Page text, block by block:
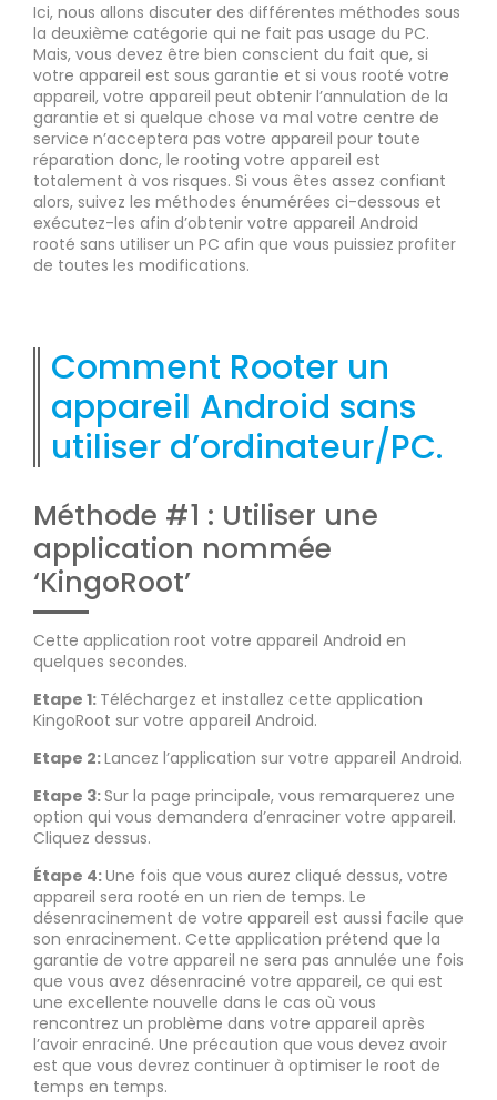
Ici, nous allons discuter des différentes méthodes sous
la deuxième catégorie qui ne fait pas usage du PC.
Mais, vous devez être bien conscient du fait que, si
votre appareil est sous garantie et si vous rooté votre
appareil, votre appareil peut obtenir l’annulation de la
garantie et si quelque chose va mal votre centre de
service n’acceptera pas votre appareil pour toute
réparation donc, le rooting votre appareil est
totalement à vos risques. Si vous êtes assez confiant
alors, suivez les méthodes énumérées ci-dessous et
exécutez-les afin d’obtenir votre appareil Android
rooté sans utiliser un PC afin que vous puissiez profiter
de toutes les modifications.
Comment Rooter un
appareil Android sans
utiliser d’ordinateur/PC.
Méthode #1 : Utiliser une
application nommée
‘KingoRoot’
Cette application root votre appareil Android en
quelques secondes.
Etape 1: Téléchargez et installez cette application
KingoRoot sur votre appareil Android.
Etape 2:Lancez l’application sur votre appareil Android.
Etape 3:Sur la page principale, vous remarquerez une
option qui vous demandera d’enraciner votre appareil.
Cliquez dessus.
Étape 4:Une fois que vous aurez cliqué dessus, votre
appareil sera rooté en un rien de temps. Le
désenracinement de votre appareil est aussi facile que
son enracinement. Cette application prétend que la
garantie de votre appareil ne sera pas annulée une fois
que vous avez désenraciné votre appareil, ce qui est
une excellente nouvelle dans le cas où vous
rencontrez un problème dans votre appareil après
l’avoir enraciné. Une précaution que vous devez avoir
est que vous devrez continuer à optimiser le root de
temps en temps.